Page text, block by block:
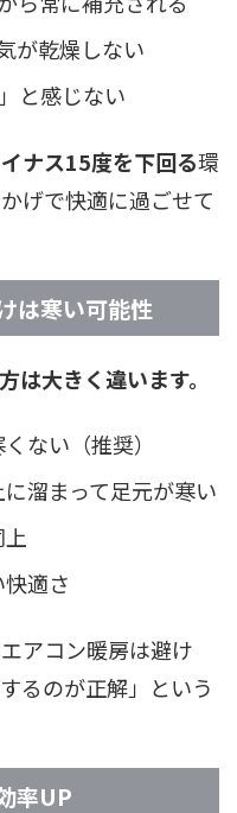
が乾燥しない
と感じない
ナス15度を下回る環
げで快適に過ごせて
は寒い可能性
は大きく違います。
ない（推奨）
溜まって足元が寒い
適さ
アコン暖房は避け
るのが正解」という
率UP